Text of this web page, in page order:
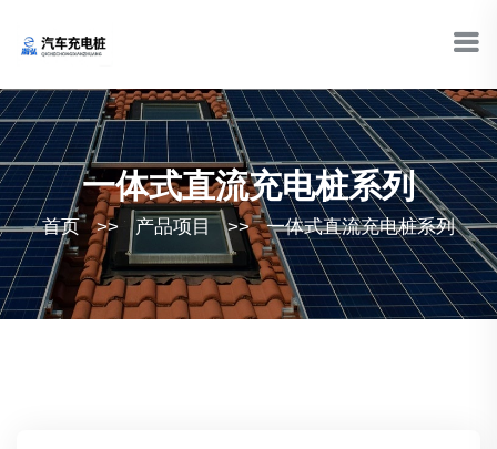
一体式直流充电桩系列
首页 >> 产品项目 >> 一体式直流充电桩系列